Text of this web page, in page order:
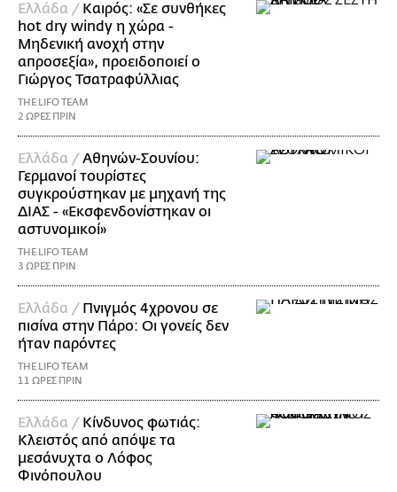
Ελλάδα / Καιρός: «Σε συνθήκες
hot dry windy η χώρα -
Μηδενική ανοχή στην
απροσεξία», προειδοποιεί ο
Γιώργος Τσατραφύλλιας
THE LIFO TEAM
2 ΩΡΕΣ ΠΡΙΝ
Ελλάδα / Αθηνών-Σουνίου:
Γερμανοί τουρίστες
συγκρούστηκαν με μηχανή της
ΔΙΑΣ - «Εκσφενδονίστηκαν οι
αστυνομικοί»
THE LIFO TEAM
3 ΩΡΕΣ ΠΡΙΝ
Ελλάδα / Πνιγμός 4χρονου σε
πισίνα στην Πάρο: Οι γονείς δεν
ήταν παρόντες
THE LIFO TEAM
11 ΩΡΕΣ ΠΡΙΝ
Ελλάδα / Κίνδυνος φωτιάς:
Κλειστός από απόψε τα
μεσάνυχτα ο Λόφος
Φινόπουλου